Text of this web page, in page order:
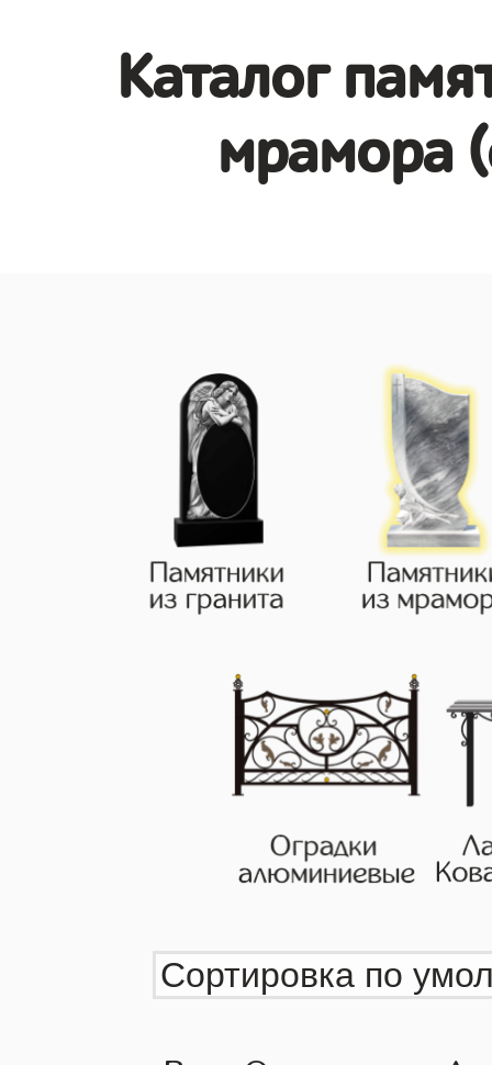
Каталог
мрамора